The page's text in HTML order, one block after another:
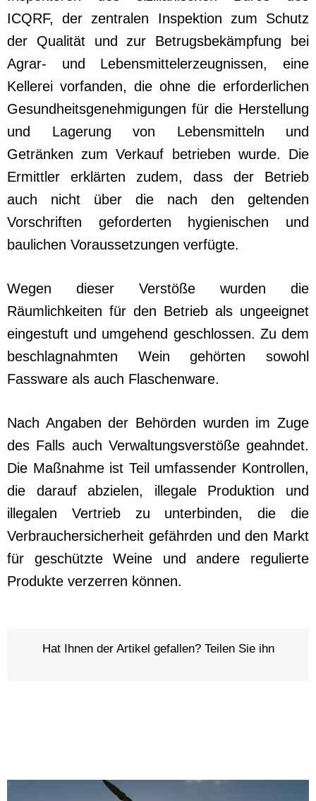
ICQRF, der zentralen Inspektion zum Schutz
der Qualität und zur Betrugsbekämpfung bei
Agrar- und Lebensmittelerzeugnissen, eine
Kellerei vorfanden, die ohne die erforderlichen
Gesundheitsgenehmigungen für die Herstellung
und Lagerung von Lebensmitteln und
Getränken zum Verkauf betrieben wurde. Die
Ermittler erklärten zudem, dass der Betrieb
auch nicht über die nach den geltenden
Vorschriften geforderten hygienischen und
baulichen Voraussetzungen verfügte.
Wegen dieser Verstöße wurden die
Räumlichkeiten für den Betrieb als ungeeignet
eingestuft und umgehend geschlossen. Zu dem
beschlagnahmten Wein gehörten sowohl
Fassware als auch Flaschenware.
Nach Angaben der Behörden wurden im Zuge
des Falls auch Verwaltungsverstöße geahndet.
Die Maßnahme ist Teil umfassender Kontrollen,
die darauf abzielen, illegale Produktion und
illegalen Vertrieb zu unterbinden, die die
Verbrauchersicherheit gefährden und den Markt
für geschützte Weine und andere regulierte
Produkte verzerren können.
Hat Ihnen der Artikel gefallen? Teilen Sie ihn